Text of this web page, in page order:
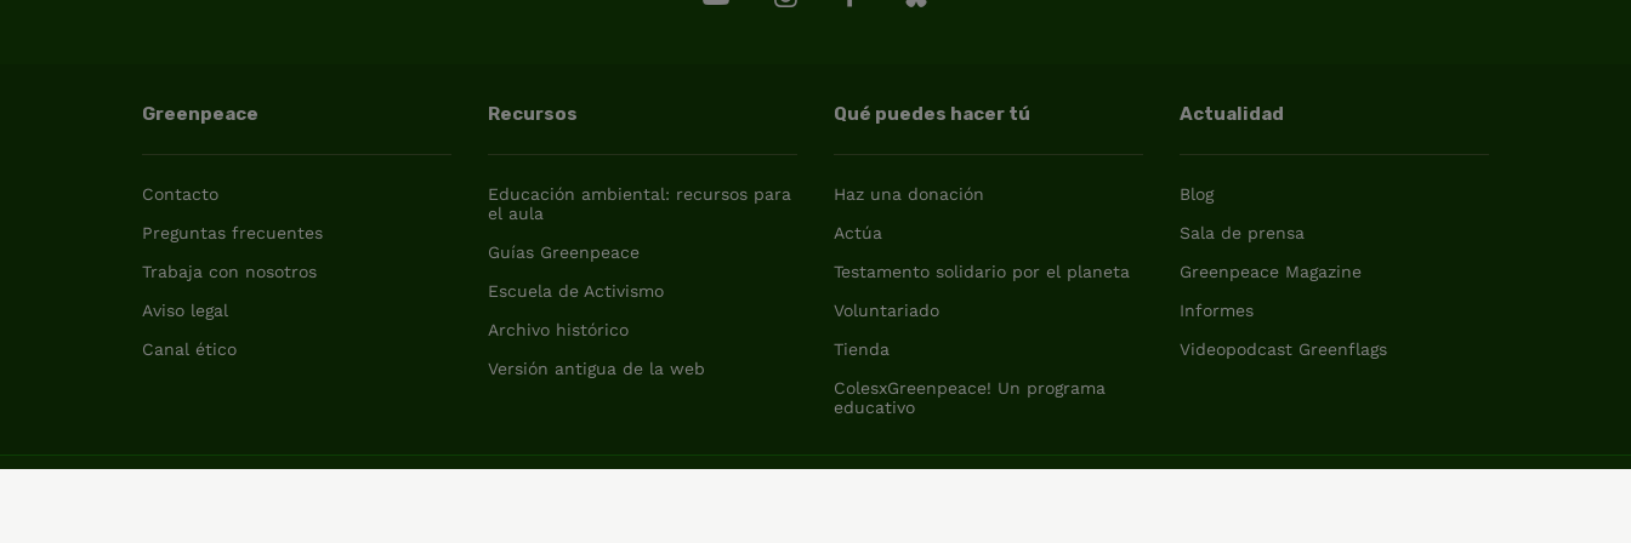
Greenpeace
Contacto
Preguntas frecuentes
Trabaja con nosotros
Aviso legal
Canal ético
Recursos
Educación ambiental: recursos para
el aula
Guías Greenpeace
Escuela de Activismo
Archivo histórico
Versión antigua de la web
Qué puedes hacer tú
Haz una donación
Actúa
Testamento solidario por el planeta
Voluntariado
Tienda
ColesxGreenpeace! Un programa
educativo
Actualidad
Blog
Sala de prensa
Greenpeace Magazine
Informes
Videopodcast Greenflags